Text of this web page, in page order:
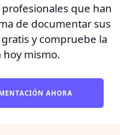
que han
de documentar sus
y compruebe la
mismo.
AHORA